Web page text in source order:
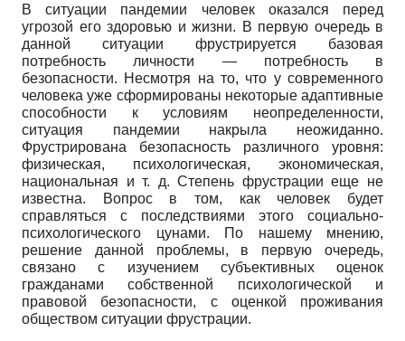
В ситуации пандемии человек оказался перед
угрозой его здоровью и жизни. В первую очередь в
данной ситуации фрустрируется базовая
потребность личности — потребность в
безопасности. Несмотря на то, что у современного
человека уже сформированы некоторые адаптивные
способности к условиям неопределенности,
ситуация пандемии накрыла неожиданно.
Фрустрирована безопасность различного уровня:
физическая, психологическая, экономическая,
национальная и т. д. Степень фрустрации еще не
известна. Вопрос в том, как человек будет
справляться с последствиями этого социально-
психологического цунами. По нашему мнению,
решение данной проблемы, в первую очередь,
связано с изучением субъективных оценок
гражданами собственной психологической и
правовой безопасности, с оценкой проживания
обществом ситуации фрустрации.